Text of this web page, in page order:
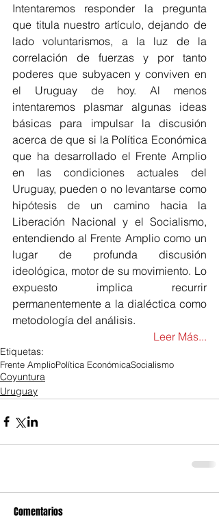
Intentaremos responder la pregunta
que titula nuestro artículo, dejando de
lado voluntarismos, a la luz de la
correlación de fuerzas y por tanto
poderes que subyacen y conviven en
el Uruguay de hoy. Al menos
intentaremos plasmar algunas ideas
básicas para impulsar la discusión
acerca de que si la Política Económica
que ha desarrollado el Frente Amplio
en las condiciones actuales del
Uruguay, pueden o no levantarse como
hipótesis de un camino hacia la
Liberación Nacional y el Socialismo,
entendiendo al Frente Amplio como un
lugar de profunda discusión
ideológica, motor de su movimiento. Lo
expuesto implica recurrir
permanentemente a la dialéctica como
metodología del análisis.
Leer Más...
Etiquetas:
Frente AmplioPolítica EconómicaSocialismo
Coyuntura
Uruguay
Comentarios